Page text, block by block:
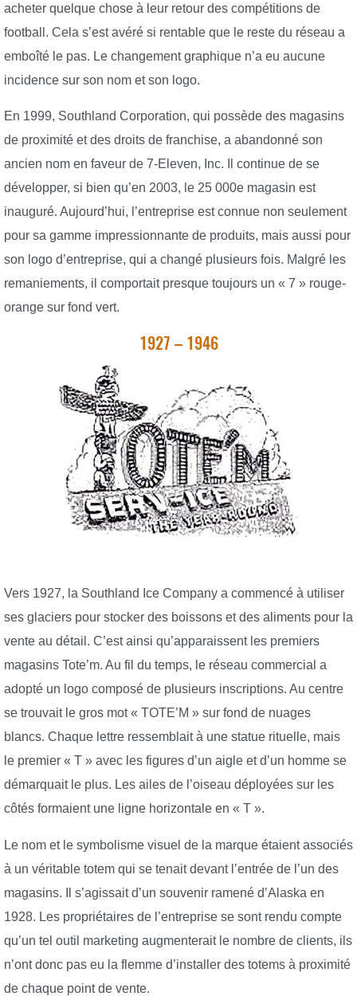
acheter quelque chose à leur retour des compétitions de
football. Cela s’est avéré si rentable que le reste du réseau a
emboîté le pas. Le changement graphique n’a eu aucune
incidence sur son nom et son logo.
En 1999, Southland Corporation, qui possède des magasins
de proximité et des droits de franchise, a abandonné son
ancien nom en faveur de 7-Eleven, Inc. Il continue de se
développer, si bien qu’en 2003, le 25 000e magasin est
inauguré. Aujourd’hui, l’entreprise est connue non seulement
pour sa gamme impressionnante de produits, mais aussi pour
son logo d’entreprise, qui a changé plusieurs fois. Malgré les
remaniements, il comportait presque toujours un « 7 » rouge-
orange sur fond vert.
1927 – 1946
Vers 1927, la Southland Ice Company a commencé à utiliser
ses glaciers pour stocker des boissons et des aliments pour la
vente au détail. C’est ainsi qu’apparaissent les premiers
magasins Tote’m. Au fil du temps, le réseau commercial a
adopté un logo composé de plusieurs inscriptions. Au centre
se trouvait le gros mot « TOTE’M » sur fond de nuages ​​
blancs. Chaque lettre ressemblait à une statue rituelle, mais
le premier « T » avec les figures d’un aigle et d’un homme se
démarquait le plus. Les ailes de l’oiseau déployées sur les
côtés formaient une ligne horizontale en « T ».
Le nom et le symbolisme visuel de la marque étaient associés
à un véritable totem qui se tenait devant l’entrée de l’un des
magasins. Il s’agissait d’un souvenir ramené d’Alaska en
1928. Les propriétaires de l’entreprise se sont rendu compte
qu’un tel outil marketing augmenterait le nombre de clients, ils
n’ont donc pas eu la flemme d’installer des totems à proximité
de chaque point de vente.